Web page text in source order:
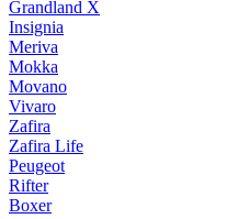
Grandland X
Insignia
Meriva
Mokka
Movano
Vivaro
Zafira
Zafira Life
Peugeot
Rifter
Boxer